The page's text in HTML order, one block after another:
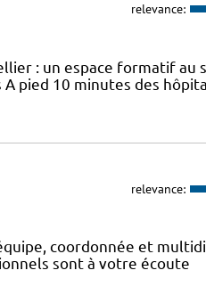
relevance:
: un espace formatif au
A pied 10 minutes des
relevance:
coordonnée et
sont à votre écoute